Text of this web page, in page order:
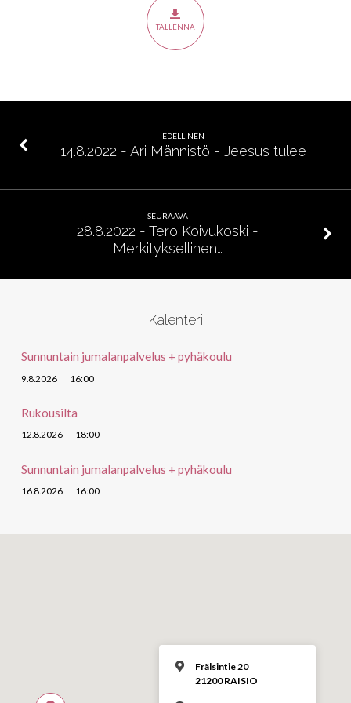
TALLENNA
EDELLINEN
14.8.2022 - Ari Männistö - Jeesus tulee
SEURAAVA
28.8.2022 - Tero Koivukoski -
Merkityksellinen…
Kalenteri
Sunnuntain jumalanpalvelus + pyhäkoulu
9.8.2026 16:00
Rukousilta
12.8.2026 18:00
Sunnuntain jumalanpalvelus + pyhäkoulu
16.8.2026 16:00
Frälsintie 20
21200 RAISIO